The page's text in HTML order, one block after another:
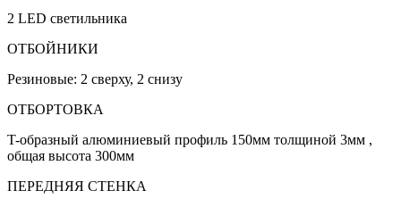
2 LED светильника
ОТБОЙНИКИ
Резиновые: 2 сверху, 2 снизу
ОТБОРТОВКА
T-образный алюминиевый профиль 150мм толщиной 3мм ,
общая высота 300мм
ПЕРЕДНЯЯ СТЕНКА